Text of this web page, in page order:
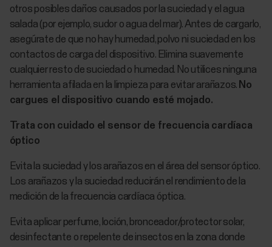
otros posibles daños causados por la suciedad y el agua
salada (por ejemplo, sudor o agua del mar). Antes de cargarlo,
asegúrate de que no hay humedad, polvo ni suciedad en los
contactos de carga del dispositivo. Elimina suavemente
cualquier resto de suciedad o humedad. No utilices ninguna
herramienta afilada en la limpieza para evitar arañazos. No
cargues el dispositivo cuando esté mojado.
Trata con cuidado el sensor de frecuencia cardíaca
óptico
Evita la suciedad y los arañazos en el área del sensor óptico.
Los arañazos y la suciedad reducirán el rendimiento de la
medición de la frecuencia cardíaca óptica.
Evita aplicar perfume, loción, bronceador/protector solar,
desinfectante o repelente de insectos en la zona donde